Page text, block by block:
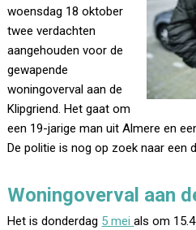
woensdag 18 oktober
twee verdachten
aangehouden voor de
gewapende
woningoverval aan de
Klipgriend. Het gaat om
een 19-jarige man uit Almere en
De politie is nog op zoek naar een
Woningoverval aan
Het is donderdag 5 meials om